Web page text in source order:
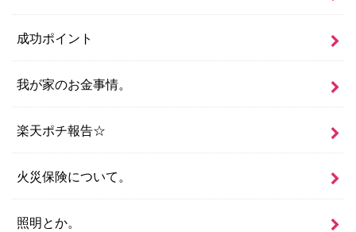
成功ポイント
我が家のお金事情。
楽天ポチ報告☆
火災保険について。
照明とか。